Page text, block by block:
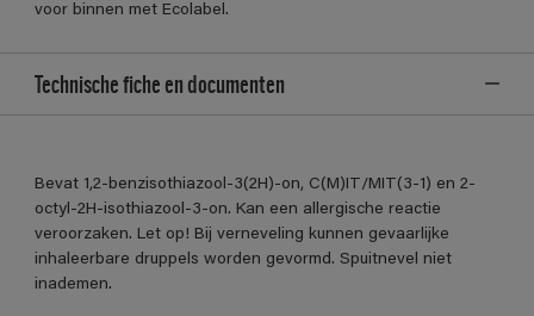
voor binnen met Ecolabel.
Technische fiche en documenten
Bevat 1,2-benzisothiazool-3(2H)-on, C(M)IT/MIT(3-1) en 2-
octyl-2H-isothiazool-3-on. Kan een allergische reactie
veroorzaken. Let op! Bij verneveling kunnen gevaarlijke
inhaleerbare druppels worden gevormd. Spuitnevel niet
inademen.